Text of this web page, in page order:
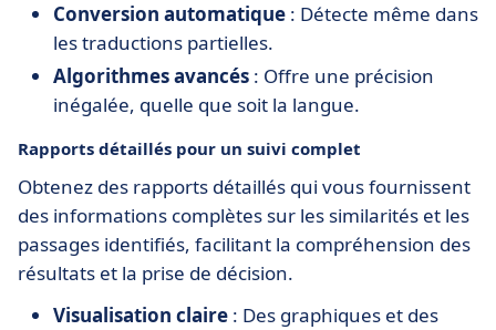
Conversion automatique : Détecte même dans
les traductions partielles.
Algorithmes avancés : Offre une précision
inégalée, quelle que soit la langue.
Rapports détaillés pour un suivi complet
Obtenez des rapports détaillés qui vous fournissent
des informations complètes sur les similarités et les
passages identifiés, facilitant la compréhension des
résultats et la prise de décision.
Visualisation claire : Des graphiques et des